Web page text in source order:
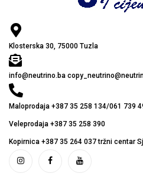
Klosterska 30, 75000 Tuzla
info@neutrino.ba
Maloprodaja +387 35 258 134/061 739
Veleprodaja +387 35 258 390
Kopirnica +387 35 264 037 tržni centar